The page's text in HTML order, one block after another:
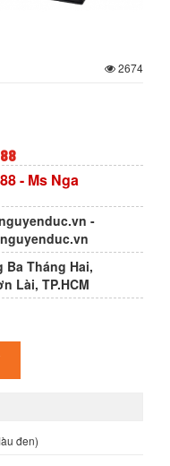
2674
- Ms Nga
-
Ba Tháng Hai,
Lài, TP.HCM
đen)